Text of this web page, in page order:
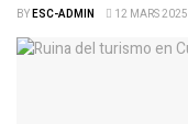
BYESC-ADMIN 12 MARS 2025